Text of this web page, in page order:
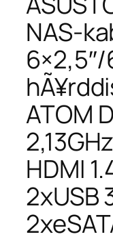
NAS-
6×2,5″/
ATOM
HDMI
2xUSB